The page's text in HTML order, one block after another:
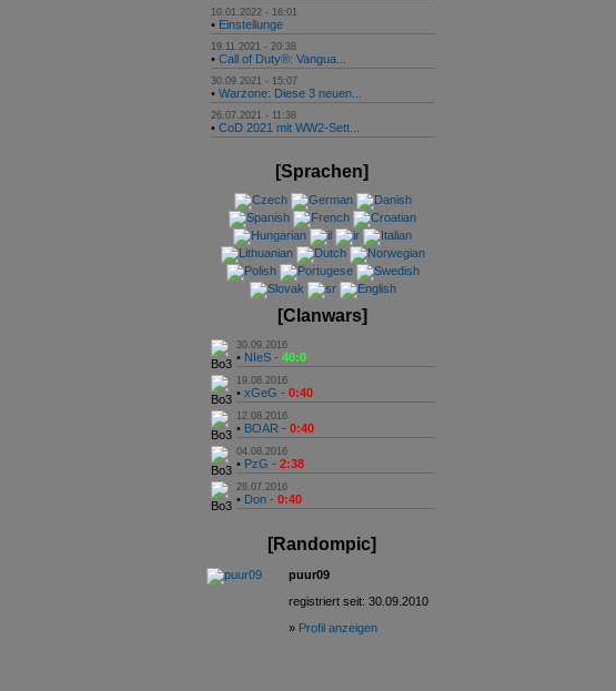
10.01.2022 - 16:01
• Einstellunge
19.11.2021 - 20:38
• Call of Duty®: Vangua...
30.09.2021 - 15:07
• Warzone: Diese 3 neuen...
26.07.2021 - 11:38
• CoD 2021 mit WW2-Sett...
[Sprachen]
[Clanwars]
30.09.2016
• NIeS - 40:0
19.08.2016
• xGeG - 0:40
12.08.2016
• BOAR - 0:40
04.08.2016
• PzG - 2:38
28.07.2016
• Don - 0:40
[Randompic]
puur09
registriert seit: 30.09.2010
» Profil anzeigen